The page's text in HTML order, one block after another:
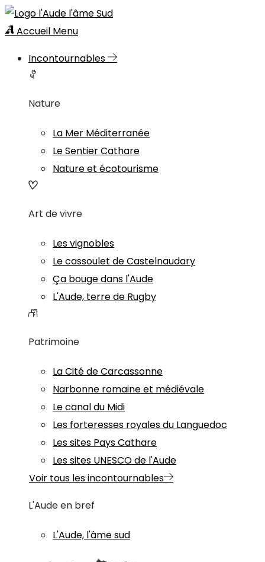
Accueil Menu
Incontournables
Nature
La Mer Méditerranée
Le Sentier Cathare
Nature et écotourisme
Art de vivre
Les vignobles
Le cassoulet de Castelnaudary
Ça bouge dans l'Aude
L'Aude, terre de Rugby
Patrimoine
La Cité de Carcassonne
Narbonne romaine et médiévale
Le canal du Midi
Les forteresses royales du Languedoc
Les sites Pays Cathare
Les sites UNESCO de l'Aude
Voir tous les incontournables
L'Aude en bref
L'Aude, l'âme sud